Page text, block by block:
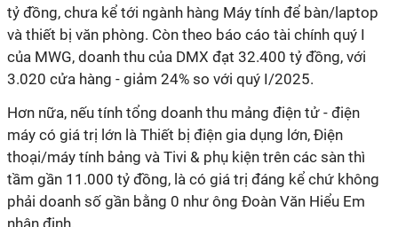
tỷ đồng, chưa kể tới ngành hàng Máy tính để bàn/laptop
và thiết bị văn phòng. Còn theo báo cáo tài chính quý I
của MWG, doanh thu của DMX đạt 32.400 tỷ đồng, với
3.020 cửa hàng - giảm 24% so với quý I/2025.
Hơn nữa, nếu tính tổng doanh thu mảng điện tử - điện
máy có giá trị lớn là Thiết bị điện gia dụng lớn, Điện
thoại/máy tính bảng và Tivi & phụ kiện trên các sàn thì
tầm gần 11.000 tỷ đồng, là có giá trị đáng kể chứ không
phải doanh số gần bằng 0 như ông Đoàn Văn Hiểu Em
nhận định.